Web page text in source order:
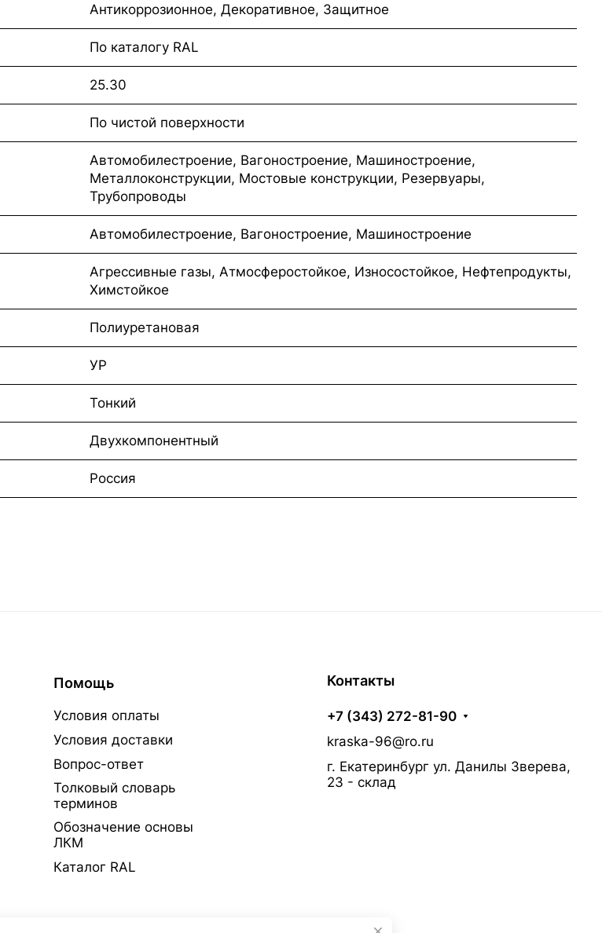
Антикоррозионное, Декоративное, Защитное
По каталогу RAL
25.30
По чистой поверхности
Автомобилестроение, Вагоностроение, Машиностроение,
Металлоконструкции, Мостовые конструкции, Резервуары,
Трубопроводы
Автомобилестроение, Вагоностроение, Машиностроение
Агрессивные газы, Атмосферостойкое, Износостойкое, Нефтепродукты,
Химстойкое
Полиуретановая
УР
Тонкий
Двухкомпонентный
Россия
Помощь
Условия оплаты
Условия доставки
Вопрос-ответ
Толковый словарь
терминов
Обозначение основы
ЛКМ
Каталог RAL
Контакты
+7 (343) 272-81-90
kraska-96@ro.ru
г. Екатеринбург ул. Данилы Зверева,
23 - склад